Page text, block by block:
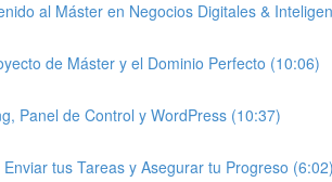
al Máster en Negocios Digitales &
de Máster y el Dominio Perfecto (10:06)
Panel de Control y WordPress (10:37)
tus Tareas y Asegurar tu Progreso (6:02)